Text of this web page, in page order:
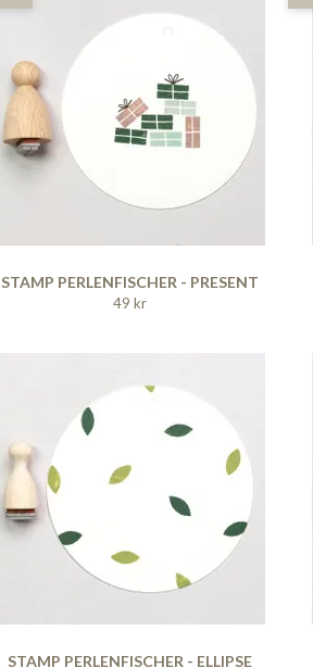
STAMP PERLENFISCHER - PRESENT
49 kr
STAMP PERLENFISCHER - ELLIPSE